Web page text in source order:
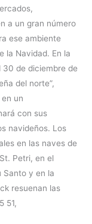
a un gran número
ese ambiente
la Navidad. En la
30 de diciembre de
del norte”,
un
con sus
navideños. Los
en las naves de
Petri, en el
Santo y en la
resuenan las
51,